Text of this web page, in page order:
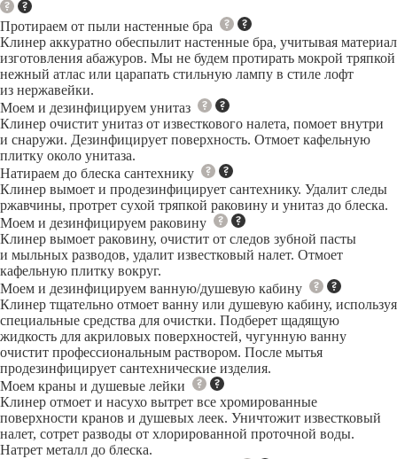
Протираем от пыли настенные бра
Клинер аккуратно обеспылит настенные бра, учитывая материал
изготовления абажуров. Мы не будем протирать мокрой тряпкой
нежный атлас или царапать стильную лампу в стиле лофт
из нержавейки.
Моем и дезинфицируем унитаз
Клинер очистит унитаз от известкового налета, помоет внутри
и снаружи. Дезинфицирует поверхность. Отмоет кафельную
плитку около унитаза.
Натираем до блеска сантехнику
Клинер вымоет и продезинфицирует сантехнику. Удалит следы
ржавчины, протрет сухой тряпкой раковину и унитаз до блеска.
Моем и дезинфицируем раковину
Клинер вымоет раковину, очистит от следов зубной пасты
и мыльных разводов, удалит известковый налет. Отмоет
кафельную плитку вокруг.
Моем и дезинфицируем ванную/душевую кабину
Клинер тщательно отмоет ванну или душевую кабину, используя
специальные средства для очистки. Подберет щадящую
жидкость для акриловых поверхностей, чугунную ванну
очистит профессиональным раствором. После мытья
продезинфицирует сантехнические изделия.
Моем краны и душевые лейки
Клинер отмоет и насухо вытрет все хромированные
поверхности кранов и душевых леек. Уничтожит известковый
налет, сотрет разводы от хлорированной проточной воды.
Натрет металл до блеска.